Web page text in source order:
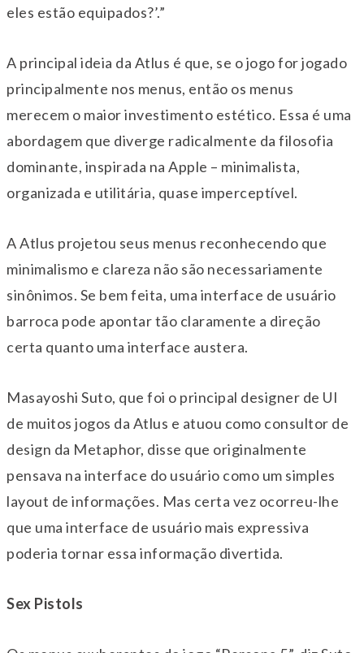
eles estão equipados?’.”
A principal ideia da Atlus é que, se o jogo for jogado
principalmente nos menus, então os menus
merecem o maior investimento estético. Essa é uma
abordagem que diverge radicalmente da filosofia
dominante, inspirada na Apple – minimalista,
organizada e utilitária, quase imperceptível.
A Atlus projetou seus menus reconhecendo que
minimalismo e clareza não são necessariamente
sinônimos. Se bem feita, uma interface de usuário
barroca pode apontar tão claramente a direção
certa quanto uma interface austera.
Masayoshi Suto, que foi o principal designer de UI
de muitos jogos da Atlus e atuou como consultor de
design da Metaphor, disse que originalmente
pensava na interface do usuário como um simples
layout de informações. Mas certa vez ocorreu-lhe
que uma interface de usuário mais expressiva
poderia tornar essa informação divertida.
Sex Pistols